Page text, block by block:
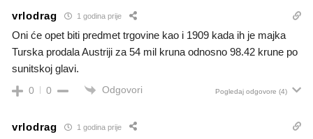
vrlodrag 1 godina prije
Oni će opet biti predmet trgovine kao i 1909 kada ih je majka
Turska prodala Austriji za 54 mil kruna odnosno 98.42 krune po
sunitskoj glavi.
0 0 Odgovori Pogledaj odgovore (4)
vrlodrag 1 godina prije